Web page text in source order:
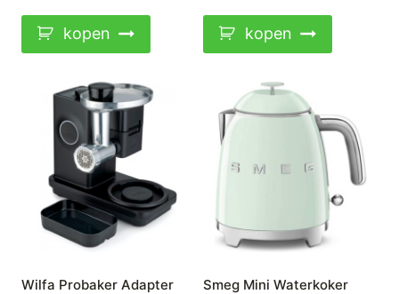
kopen kopen
Wilfa Probaker Adapter
Smeg Mini Waterkoker